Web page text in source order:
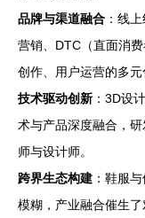
品牌与渠道融合 ：线
营销、DTC（直面消
创作、用户运营的多元
技术驱动创新 ：3D设
术与产品深度融合，
师与设计师。
跨界生态构建 ：鞋服
模糊，产业融合催生了